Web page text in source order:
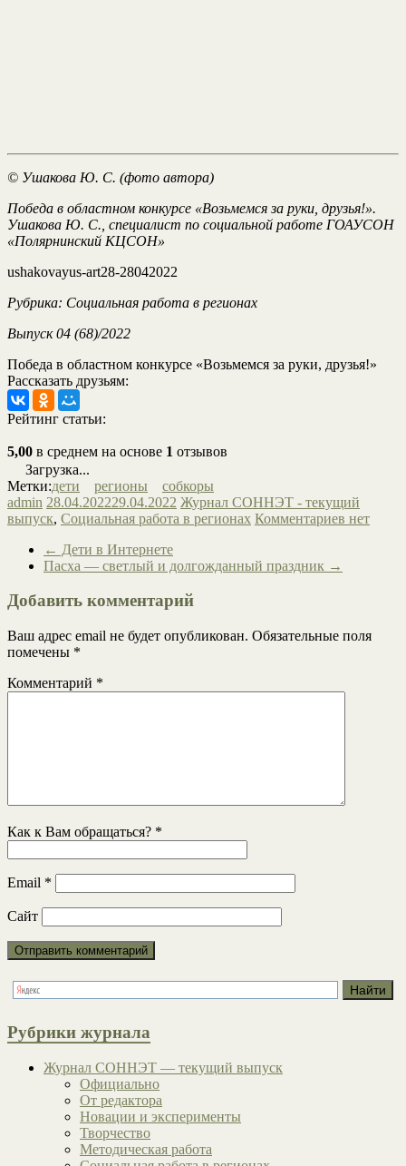
© Ушакова Ю. С. (фото автора)
Победа в областном конкурсе «Возьмемся за руки, друзья!».
Ушакова Ю. С., специалист по социальной работе ГОАУСОН
«Полярнинский КЦСОН»
ushakovayus-art28-28042022
Рубрика: Социальная работа в регионах
Выпуск 04 (68)/2022
Победа в областном конкурсе «Возьмемся за руки, друзья!»
Рассказать друзьям:
Рейтинг статьи:
5,00 в среднем на основе 1 отзывов
Загрузка...
Метки:дети регионы
собкоры
admin 28.04.202229.04.2022 Журнал СОННЭТ - текущий
выпуск, Социальная работа в регионах Комментариев нет
← Дети в Интернете
Пасха — светлый и долгожданный праздник →
Добавить комментарий
Ваш адрес email не будет опубликован. Обязательные поля
помечены *
Комментарий *
Как к Вам обращаться? *
Email *
Сайт
Рубрики журнала
Журнал СОННЭТ — текущий выпуск
Официально
От редактора
Новации и эксперименты
Творчество
Методическая работа